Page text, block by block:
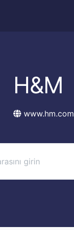
H&M
www.hm.com